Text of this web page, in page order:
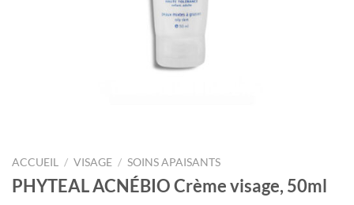
ACCUEIL / VISAGE / SOINS APAISANTS
PHYTEAL ACNÉBIO Crème visage, 50ml